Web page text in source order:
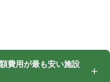
費用が最も安い施設